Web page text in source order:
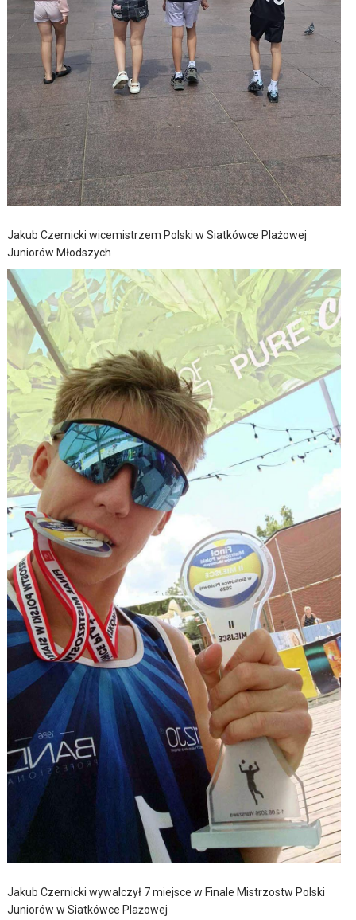
Jakub Czernicki wicemistrzem Polski w Siatkówce Plażowej
Juniorów Młodszych
Jakub Czernicki wywalczył 7 miejsce w Finale Mistrzostw Polski
Juniorów w Siatkówce Plażowej